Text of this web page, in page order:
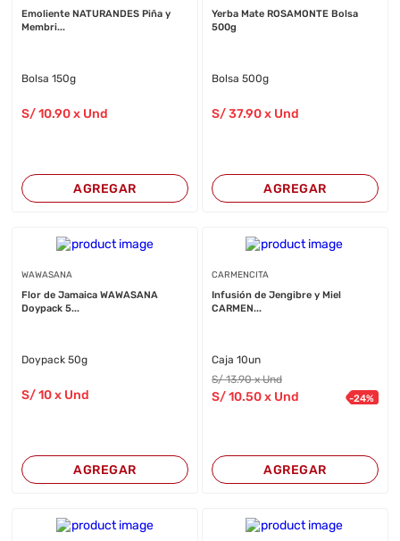
Emoliente NATURANDES Piña y
Membri...
Bolsa 150g
S/10.90 x Und
AGREGAR
Yerba Mate ROSAMONTE Bolsa
500g
Bolsa 500g
S/37.90x Und
AGREGAR
WAWASANA
Flor de Jamaica WAWASANA
Doypack 5...
Doypack 50g
S/10 x Und
AGREGAR
CARMENCITA
Infusión de Jengibre y Miel
CARMEN...
Caja 10un
S/13.90 x Und
S/10.50x Und -24%
AGREGAR